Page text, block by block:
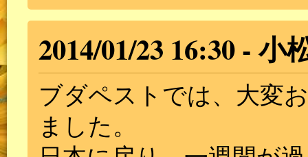
2014/01/23 16:30 小
ブダペストでは、大変
ました。